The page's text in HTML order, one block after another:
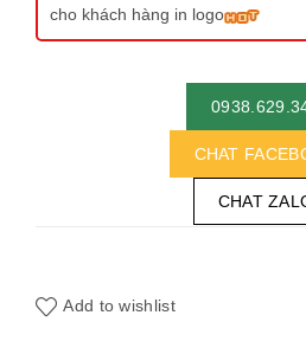
cho khách hàng in logo
CHAT
CHAT
Add to wishlist